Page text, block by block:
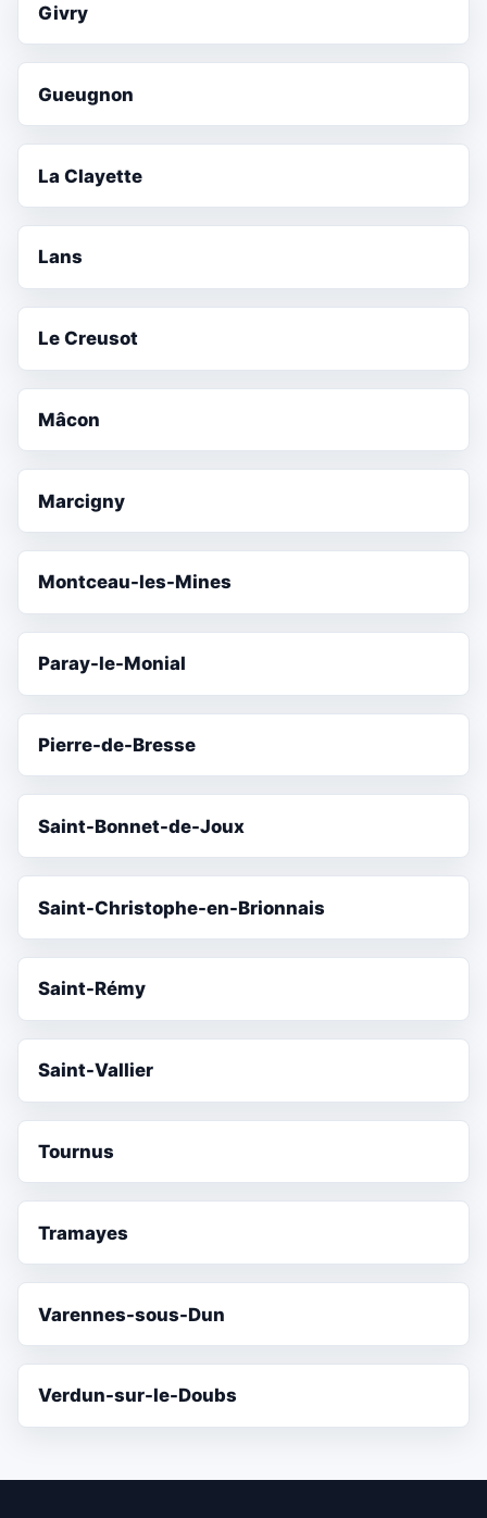
Givry
Gueugnon
La Clayette
Lans
Le Creusot
Mâcon
Marcigny
Montceau-les-Mines
Paray-le-Monial
Pierre-de-Bresse
Saint-Bonnet-de-Joux
Saint-Christophe-en-Brionnais
Saint-Rémy
Saint-Vallier
Tournus
Tramayes
Varennes-sous-Dun
Verdun-sur-le-Doubs